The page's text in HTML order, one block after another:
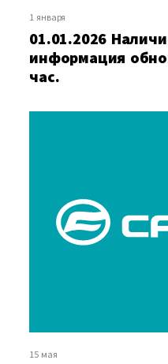
1 января
01.01.2026
информация
час.
15 мая